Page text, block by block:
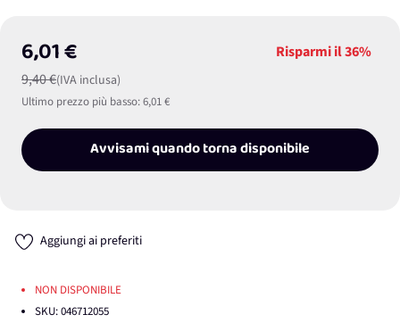
6,01 €
9,40 €(IVA inclusa)
Risparmi il36%
Ultimo prezzo più basso:6,01 €
Avvisami quando torna disponibile
Aggiungi ai preferiti
NON DISPONIBILE
SKU:046712055